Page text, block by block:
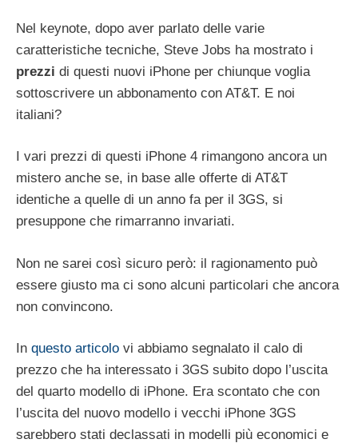
Nel keynote, dopo aver parlato delle varie
caratteristiche tecniche, Steve Jobs ha mostrato i
prezzi di questi nuovi iPhone per chiunque voglia
sottoscrivere un abbonamento con AT&T. E noi
italiani?
I vari prezzi di questi iPhone 4 rimangono ancora un
mistero anche se, in base alle offerte di AT&T
identiche a quelle di un anno fa per il 3GS, si
presuppone che rimarranno invariati.
Non ne sarei così sicuro però: il ragionamento può
essere giusto ma ci sono alcuni particolari che ancora
non convincono.
In questo articolo vi abbiamo segnalato il calo di
prezzo che ha interessato i 3GS subito dopo l’uscita
del quarto modello di iPhone. Era scontato che con
l’uscita del nuovo modello i vecchi iPhone 3GS
sarebbero stati declassati in modelli più economici e